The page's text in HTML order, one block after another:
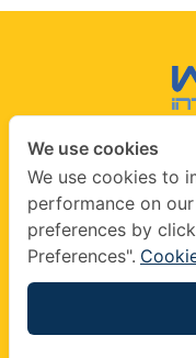
+(66)
We use cookies
We use cookies to
performance on
preferences by
Preferences".